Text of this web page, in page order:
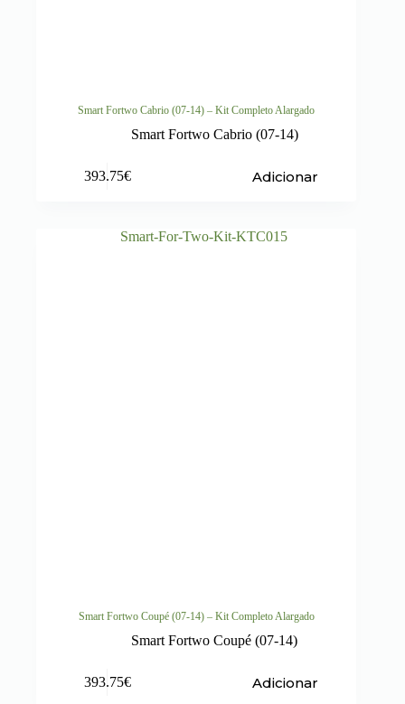
Smart Fortwo Cabrio (07-14) – Kit Completo Alargado
Smart Fortwo Cabrio (07-14)
393.75€ Adicionar
Smart Fortwo Coupé (07-14) – Kit Completo Alargado
Smart Fortwo Coupé (07-14)
393.75€ Adicionar